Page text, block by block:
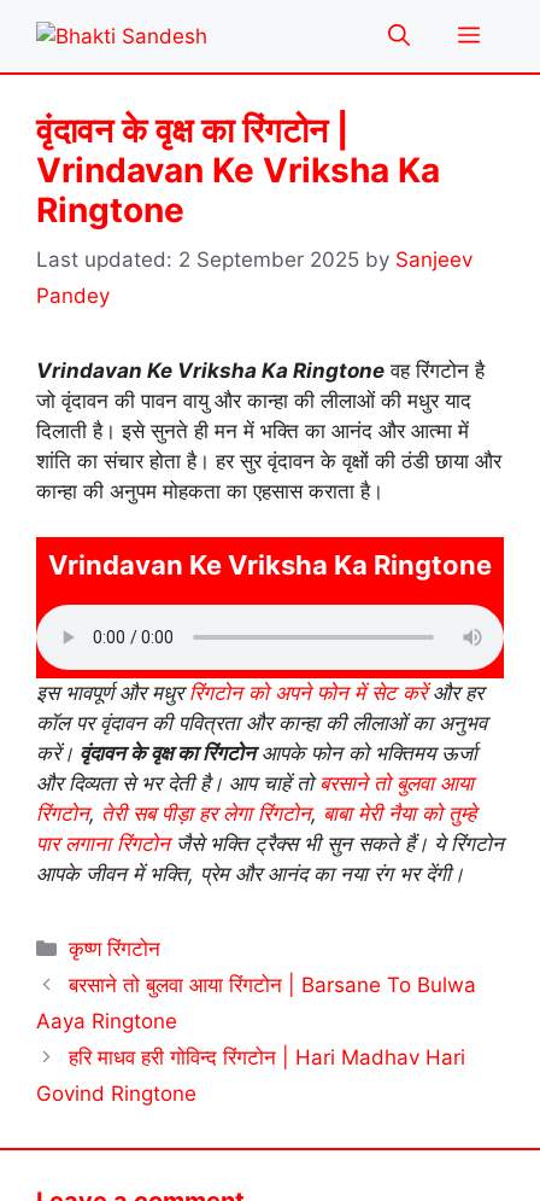
content
Menu
वृंदावन के वृक्ष का रिंगटोन |
Vrindavan Ke Vriksha Ka
Ringtone
2 September 2025 by Sanjeev
Pandey
Vrindavan Ke Vriksha Ka Ringtone वह रिंगटोन है
जो वृंदावन की पावन वायु और कान्हा की लीलाओं की मधुर याद
दिलाती है। इसे सुनते ही मन में भक्ति का आनंद और आत्मा में
शांति का संचार होता है। हर सुर वृंदावन के वृक्षों की ठंडी छाया और
कान्हा की अनुपम मोहकता का एहसास कराता है।
Vrindavan Ke Vriksha Ka Ringtone
इस भावपूर्ण और मधुररिंगटोन को अपने फोन में सेट करेंऔर हर
कॉल पर वृंदावन की पवित्रता और कान्हा की लीलाओं का अनुभव
करें। वृंदावन के वृक्ष का रिंगटोनआपके फोन को भक्तिमय ऊर्जा
और दिव्यता से भर देती है। आप चाहें तोबरसाने तो बुलवा आया
रिंगटोन, तेरी सब पीड़ा हर लेगा रिंगटोन, बाबा मेरी नैया को तुम्हे
पार लगाना रिंगटोनजैसे भक्ति ट्रैक्स भी सुन सकते हैं। ये रिंगटोन
आपके जीवन में भक्ति, प्रेम और आनंद का नया रंग भर देंगी।
Categories
कृष्ण रिंगटोन
बरसाने तो बुलवा आया रिंगटोन | Barsane To Bulwa
Aaya Ringtone
हरि माधव हरी गोविन्द रिंगटोन | Hari Madhav Hari
Govind Ringtone